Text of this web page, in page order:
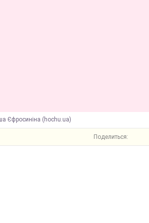
Єфросиніна (hochu.ua)
Поделиться: